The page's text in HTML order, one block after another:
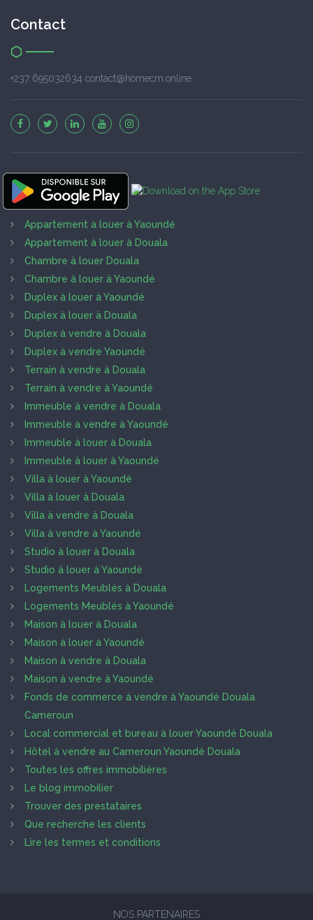
Contact
+237 695032634 contact@homecm.online
Appartement à louer à Yaoundé
Appartement à louer à Douala
Chambre à louer Douala
Chambre à louer à Yaoundé
Duplex à louer à Yaoundé
Duplex à louer à Douala
Duplex à vendre à Douala
Duplex à vendre Yaoundé
Terrain à vendre à Douala
Terrain à vendre à Yaoundé
Immeuble à vendre à Douala
Immeuble à vendre à Yaoundé
Immeuble à louer à Douala
Immeuble à louer à Yaoundé
Villa à louer à Yaoundé
Villa à louer à Douala
Villa à vendre à Douala
Villa à vendre à Yaoundé
Studio à louer à Douala
Studio à louer à Yaoundé
Logements Meublés à Douala
Logements Meublés à Yaoundé
Maison à louer à Douala
Maison à louer à Yaoundé
Maison à vendre à Douala
Maison à vendre à Yaoundé
Fonds de commerce à vendre à Yaoundé Douala
Cameroun
Local commercial et bureau à louer Yaoundé Douala
Hôtel à vendre au Cameroun Yaoundé Douala
Toutes les offres immobilières
Le blog immobilier
Trouver des prestataires
Que recherche les clients
Lire les termes et conditions
NOS PARTENAIRES